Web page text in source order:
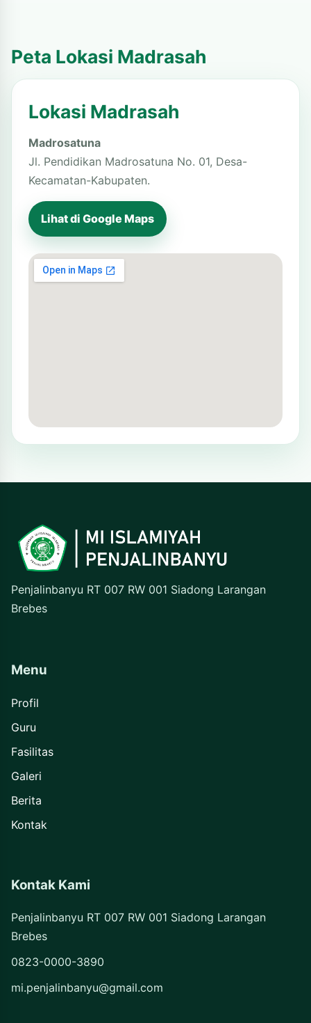
Peta Lokasi Madrasah
Lokasi Madrasah
Madrosatuna
Jl. Pendidikan Madrosatuna No. 01, Desa-
Kecamatan-Kabupaten.
Lihat di Google Maps
Penjalinbanyu RT 007 RW 001 Siadong Larangan
Brebes
Menu
Profil
Guru
Fasilitas
Galeri
Berita
Kontak
Kontak Kami
Penjalinbanyu RT 007 RW 001 Siadong Larangan
Brebes
0823-0000-3890
mi.penjalinbanyu@gmail.com